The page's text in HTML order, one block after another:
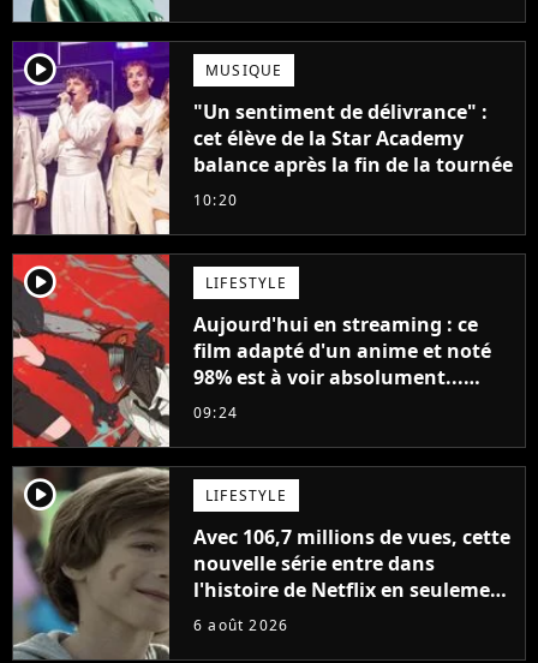
player2 MUSIQUE
"Un sentiment de délivrance" :
cet élève de la Star Academy
balance après la fin de la tournée
10:20
player2 LIFESTYLE
Aujourd'hui en streaming : ce
film adapté d'un anime et noté
98% est à voir absolument...
sinon vous ne comprendrez plus
09:24
player2 LIFESTYLE
Avec 106,7 millions de vues, cette
nouvelle série entre dans
l'histoire de Netflix en seulement
48 jours
6 août 2026